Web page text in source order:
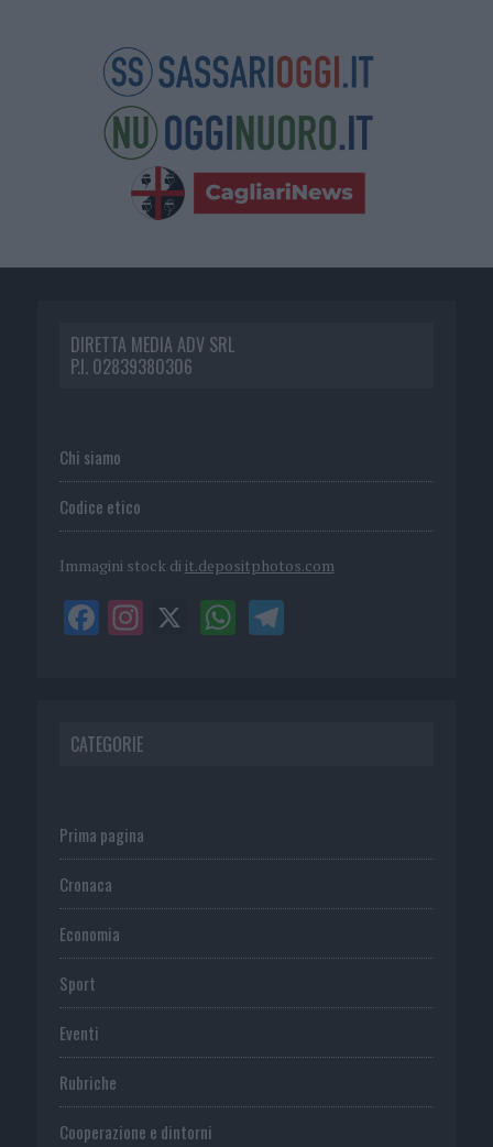
DIRETTA MEDIA ADV SRL
P.I. 02839380306
Chi siamo
Codice etico
Immagini stock di it.depositphotos.com
CATEGORIE
Prima pagina
Cronaca
Economia
Sport
Eventi
Rubriche
Cooperazione e dintorni